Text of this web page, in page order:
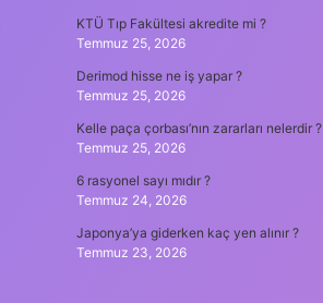
KTÜ Tıp Fakültesi akredite mi ?
Temmuz 25, 2026
Derimod hisse ne iş yapar ?
Temmuz 25, 2026
Kelle paça çorbası’nın zararları nelerdir ?
Temmuz 25, 2026
6 rasyonel sayı mıdır ?
Temmuz 24, 2026
Japonya’ya giderken kaç yen alınır ?
Temmuz 23, 2026